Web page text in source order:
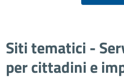
Siti tematici -
per cittadini e